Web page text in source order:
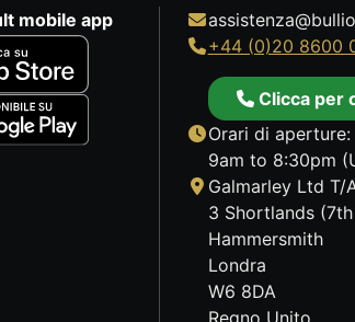
mobile app
+44 (0)20 8600
Clicca per
Orari di aperture:
9am to 8:30pm
Galmarley Ltd T/
3 Shortlands
Hammersmith
Londra
W6 8DA